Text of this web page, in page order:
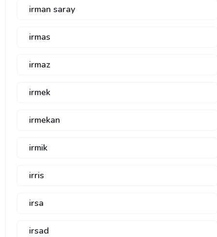
irman saray
irmas
irmaz
irmek
irmekan
irmik
irris
irsa
irsad